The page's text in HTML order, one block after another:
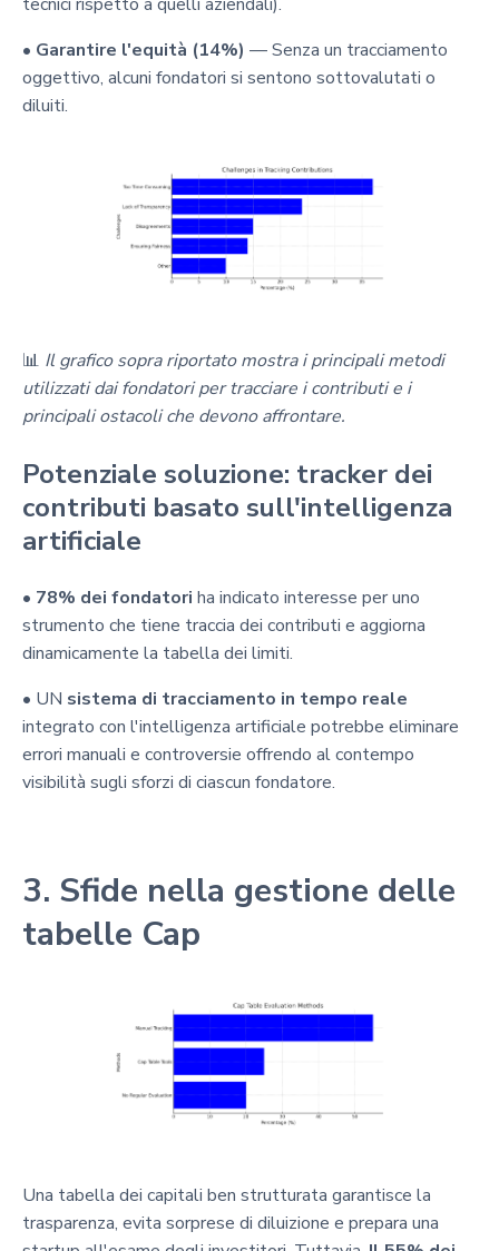
• Garantire l'equità (14%) — Senza un tracciamento
oggettivo, alcuni fondatori si sentono sottovalutati o
diluiti.
📊 Il grafico sopra riportato mostra i principali metodi
utilizzati dai fondatori per tracciare i contributi e i
principali ostacoli che devono affrontare.
Potenziale soluzione: tracker dei
contributi basato sull'intelligenza
artificiale
• 78% dei fondatori ha indicato interesse per uno
strumento che tiene traccia dei contributi e aggiorna
dinamicamente la tabella dei limiti.
• UN sistema di tracciamento in tempo reale
integrato con l'intelligenza artificiale potrebbe eliminare
errori manuali e controversie offrendo al contempo
visibilità sugli sforzi di ciascun fondatore.
3. Sfide nella gestione delle
tabelle Cap
Una tabella dei capitali ben strutturata garantisce la
trasparenza, evita sorprese di diluizione e prepara una